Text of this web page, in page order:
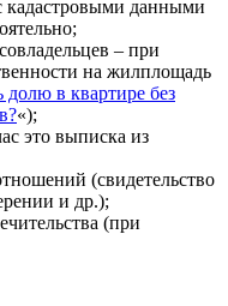
кадастровыми данными
– при
на жилплощадь
в квартире без
«);
это выписка из
(свидетельство
и др.);
(при